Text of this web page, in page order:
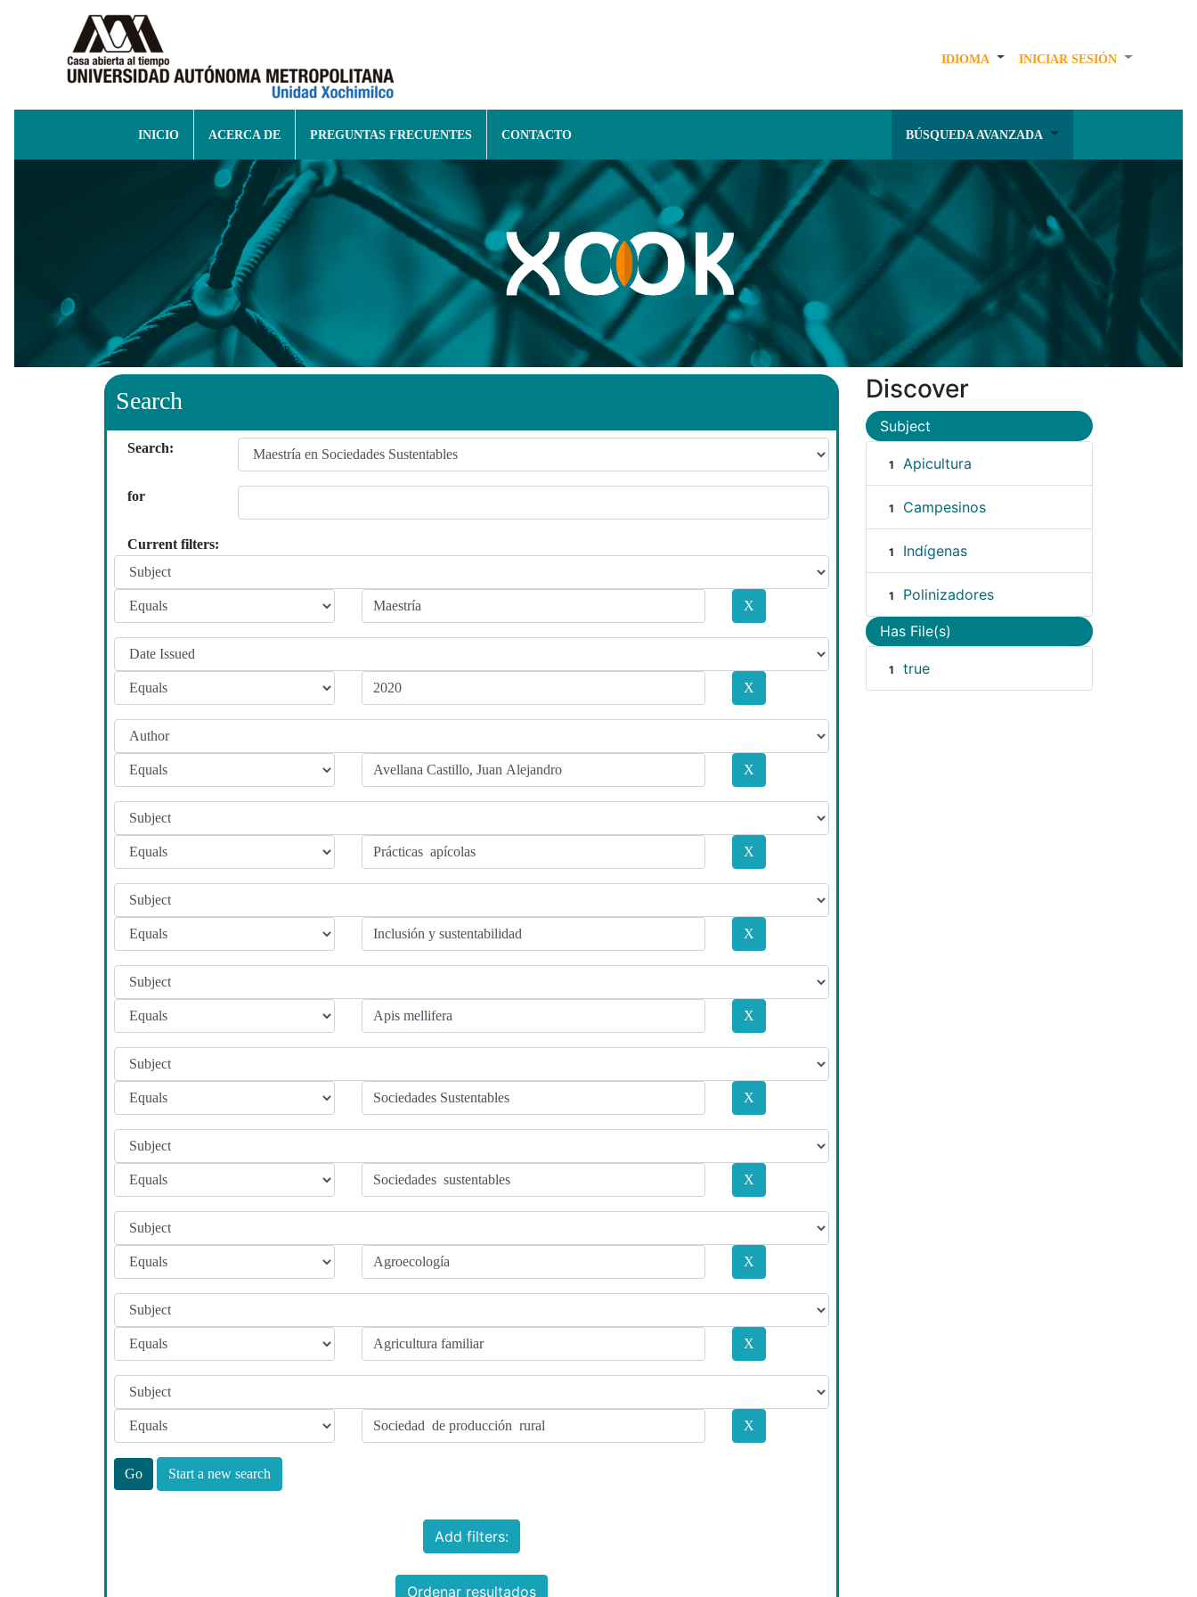
IDIOMA INICIAR SESIÓN
INICIO ACERCA DE PREGUNTAS FRECUENTES CONTACTO BÚSQUEDA AVANZADA
Search
Search:
for
Current filters:
Start a new search
Add filters:
Ordenar resultados
Discover
Subject
1 Apicultura
1 Campesinos
1 Indígenas
1 Polinizadores
Has File(s)
1 true